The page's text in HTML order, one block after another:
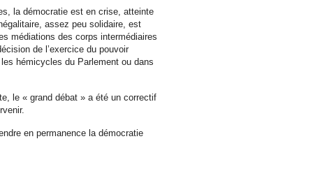
la démocratie est en crise, atteinte
assez peu solidaire, est
médiations des corps intermédiaires
de l’exercice du pouvoir
hémicycles du Parlement ou dans
le « grand débat » a été un correctif
en permanence la démocratie